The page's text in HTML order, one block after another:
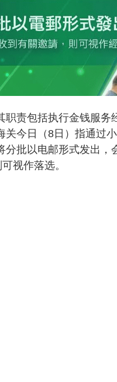
责包括执行金钱服
今日（8日）指通过
批以电邮形式发出
视作落选。